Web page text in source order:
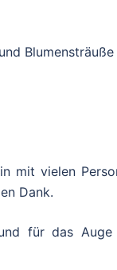
mit vielen
Dank.
für das Auge